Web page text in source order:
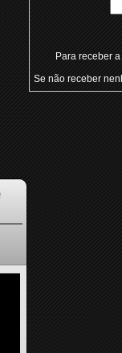
Para receber
Se não receber